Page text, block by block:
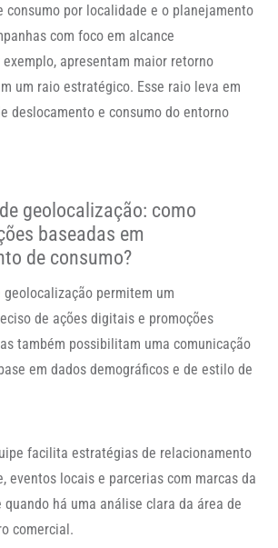
consumo por localidade e o planejamento
com foco em alcance
apresentam maior retorno
um raio estratégico. Esse raio leva em
deslocamento e consumo do entorno
geolocalização: como
baseadas em
de consumo?
permitem um
de ações digitais e promoções
também possibilitam uma comunicação
em dados demográficos e de estilo de
facilita estratégias de relacionamento
eventos locais e parcerias com marcas da
quando há uma análise clara da área de
comercial.